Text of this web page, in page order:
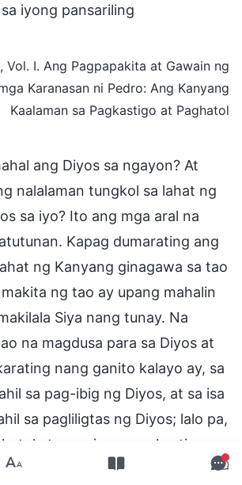
iyong pansariling
I. Ang Pagpapakita at Gawain ng
Karanasan ni Pedro: Ang Kanyang
Kaalaman sa Pagkastigo at Paghatol
ang Diyos sa ngayon? At
nalalaman tungkol sa lahat ng
sa iyo? Ito ang mga aral na
Kapag dumarating ang
ng Kanyang ginagawa sa tao
ng tao ay upang mahalin
Siya nang tunay. Na
na magdusa para sa Diyos at
nang ganito kalayo ay, sa
sa pag-ibig ng Diyos, at sa isa
sa pagliligtas ng Diyos; lalo pa,
at gawain ng pagkastigo na
sa tao. Kung kayo ay walang